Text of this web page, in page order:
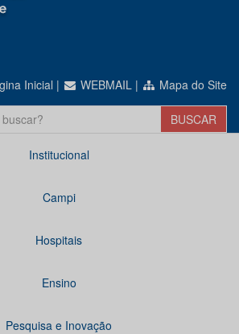
Inicial | WEBMAIL | Mapa do Site
Institucional
Campi
Hospitais
Ensino
Pesquisa e Inovação